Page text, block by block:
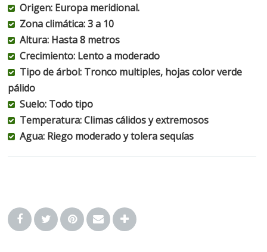
Origen: Europa meridional.
Zona climática: 3 a 10
Altura: Hasta 8 metros
Crecimiento: Lento a moderado
Tipo de árbol: Tronco multiples, hojas color verde
pálido
Suelo: Todo tipo
Temperatura: Climas cálidos y extremosos
Agua: Riego moderado y tolera sequías